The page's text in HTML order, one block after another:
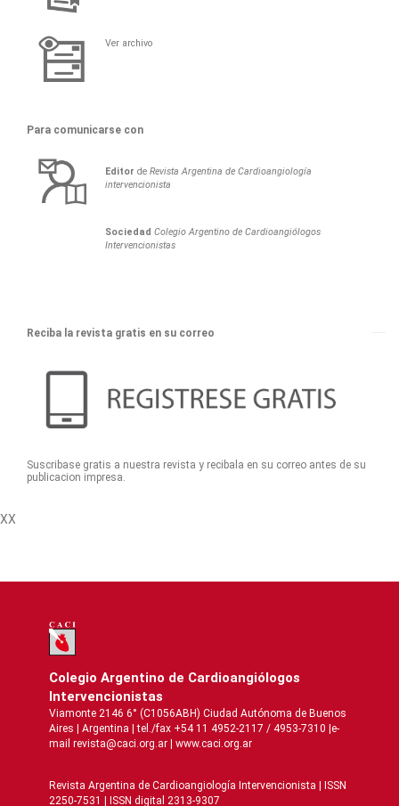
Ver archivo
Para comunicarse con
Editor deRevista Argentina de Cardioangiología
intervencionista
Sociedad Colegio Argentino de Cardioangiólogos
Intervencionistas
Reciba la revista gratis en su correo
Suscribase gratis a nuestra revista y recibala en su correo antes de su
publicacion impresa.
XX
Colegio Argentino de Cardioangiólogos
Intervencionistas
Viamonte 2146 6° (C1056ABH) Ciudad Autónoma de Buenos
Aires | Argentina | tel./fax +54 11 4952-2117 / 4953-7310 |e-
mail revista@caci.org.ar | www.caci.org.ar
Revista Argentina de Cardioangiologí­a Intervencionista | ISSN
2250-7531 | ISSN digital 2313-9307